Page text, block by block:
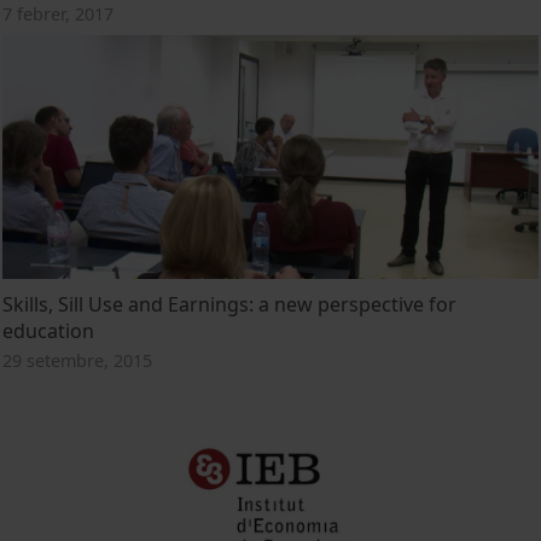
7 febrer, 2017
Skills, Sill Use and Earnings: a new perspective for
education
29 setembre, 2015